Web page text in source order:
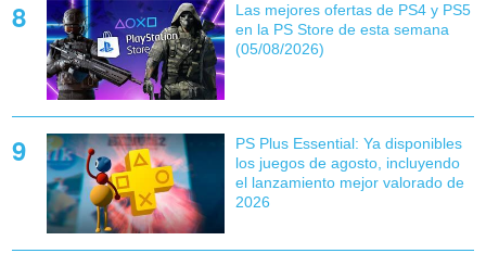
Las mejores ofertas de PS4 y PS5
en la PS Store de esta semana
(05/08/2026)
PS Plus Essential: Ya disponibles
los juegos de agosto, incluyendo
el lanzamiento mejor valorado de
2026